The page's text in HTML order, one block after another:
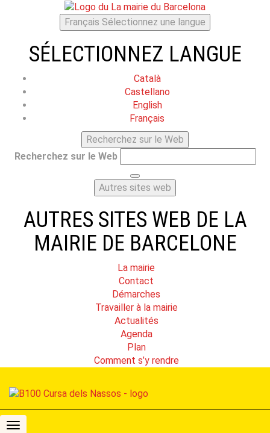
Français Sélectionnez une langue
SÉLECTIONNEZ LANGUE
Català
Castellano
English
Français
Recherchez sur le Web
Recherchez sur le Web
Autres sites web
AUTRES SITES WEB DE LA
MAIRIE DE BARCELONE
La mairie
Contact
Démarches
Travailler à la mairie
Actualités
Agenda
Plan
Comment s’y rendre
B100